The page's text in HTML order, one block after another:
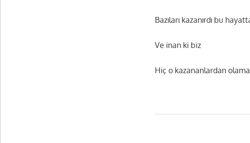
Bazıları kazanırdı bu
Ve inan ki biz
Hiç o kazananlardan